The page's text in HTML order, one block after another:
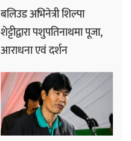
बलिउड अभिनेत्री शिल्पा
शेट्टीद्वारा पशुपतिनाथमा पूजा,
आराधना एवं दर्शन